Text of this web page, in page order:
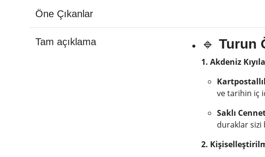
Öne Çıkanlar
Tam açıklama 🔹 Turun
1. Akdeniz
ve tarihin iç
Saklı
duraklar sizi
2.